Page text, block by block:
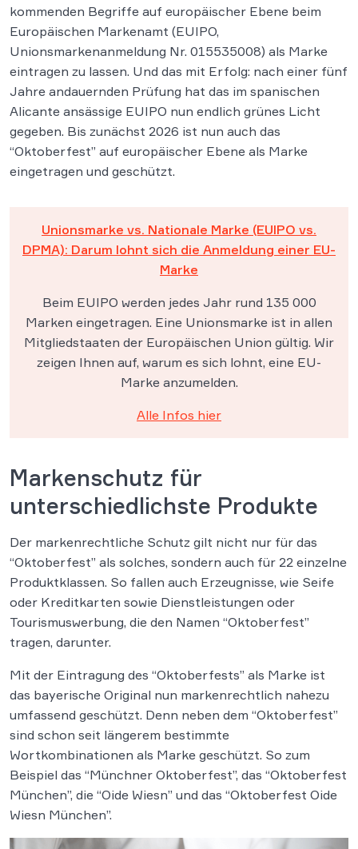
kommenden Begriffe auf europäischer Ebene beim
Europäischen Markenamt (EUIPO,
Unionsmarkenanmeldung Nr. 015535008) als Marke
eintragen zu lassen. Und das mit Erfolg: nach einer fünf
Jahre andauernden Prüfung hat das im spanischen
Alicante ansässige EUIPO nun endlich grünes Licht
gegeben. Bis zunächst 2026 ist nun auch das
“Oktoberfest” auf europäischer Ebene als Marke
eingetragen und geschützt.
Unionsmarke vs. Nationale Marke (EUIPO vs.
DPMA): Darum lohnt sich die Anmeldung einer EU-
Marke
Beim EUIPO werden jedes Jahr rund 135 000
Marken eingetragen. Eine Unionsmarke ist in allen
Mitgliedstaaten der Europäischen Union gültig. Wir
zeigen Ihnen auf, warum es sich lohnt, eine EU-
Marke anzumelden.
Alle Infos hier
Markenschutz für
unterschiedlichste Produkte
Der markenrechtliche Schutz gilt nicht nur für das
“Oktoberfest” als solches, sondern auch für 22 einzelne
Produktklassen. So fallen auch Erzeugnisse, wie Seife
oder Kreditkarten sowie Dienstleistungen oder
Tourismuswerbung, die den Namen “Oktoberfest”
tragen, darunter.
Mit der Eintragung des “Oktoberfests” als Marke ist
das bayerische Original nun markenrechtlich nahezu
umfassend geschützt. Denn neben dem “Oktoberfest”
sind schon seit längerem bestimmte
Wortkombinationen als Marke geschützt. So zum
Beispiel das “Münchner Oktoberfest”, das “Oktoberfest
München”, die “Oide Wiesn” und das “Oktoberfest Oide
Wiesn München”.